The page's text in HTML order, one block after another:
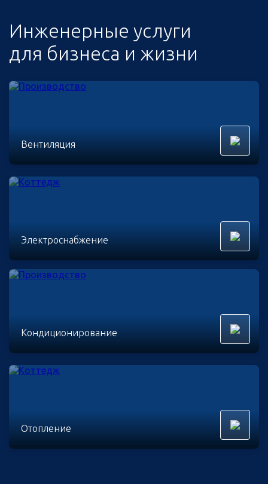
Инженерные услуги
для бизнеса и жизни
Вентиляция
Электроснабжение
Кондиционирование
Отопление